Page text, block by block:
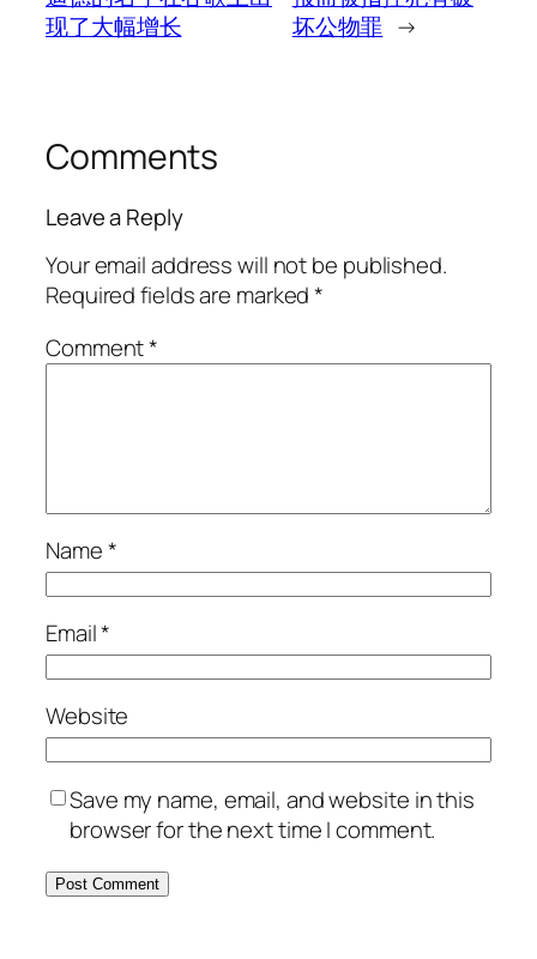
现了大幅增长
坏公物罪 →
Comments
Leave a Reply
Your email address will not be published.
Required fields are marked*
Comment*
Name*
Email*
Website
Save my name, email, and website in this
browser for the next time I comment.